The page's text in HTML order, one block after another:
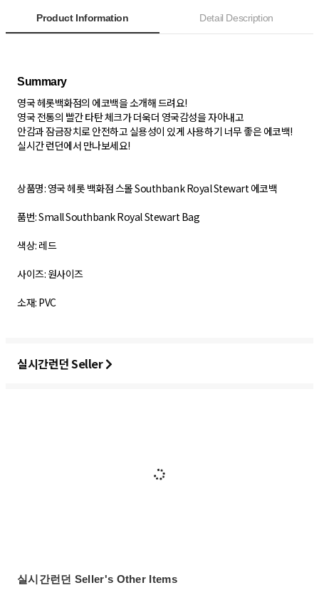
Product Information Detail Description
Summary
영국 헤롯백화점의 에코백을 소개해 드려요!
영국 전통의 빨간 타탄 체크가 더욱더 영국감성을 자아내고
안감과 잠금장치로 안전하고 실용성이 있게 사용하기 너무 좋은 에코백!
실시간 런던에서 만나보세요!
상품명: 영국 헤롯 백화점 스몰 Southbank Royal Stewart 에코백
품번: Small Southbank Royal Stewart Bag
색상: 레드
사이즈: 원사이즈
소재: PVC
실시간런던 Seller
실시간런던 Seller's Other Items